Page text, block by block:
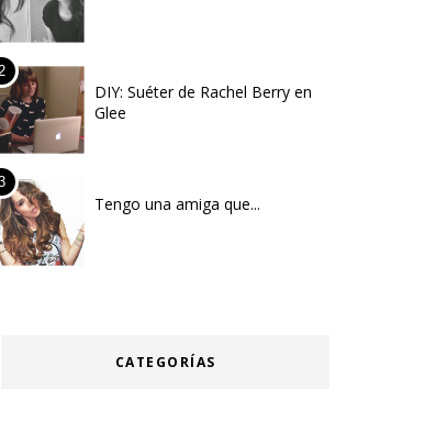
DIY: Suéter de Rachel Berry en
Glee
Tengo una amiga que...
CATEGORÍAS